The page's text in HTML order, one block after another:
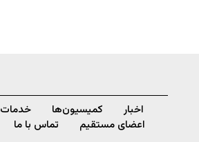
اخبار کمیسیون‌ها خدمات
اعضای مستقیم
تماس با ما